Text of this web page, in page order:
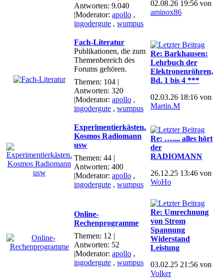
Antworten: 9.040
|Moderator: apollo ,
ingodergute , wumpus
02.08.26 19:56 von
aminox86
Fach-Literatur
Publikationen, die zum
Themenbereich des
Forums gehören.
Themen: 104 |
Antworten: 320
|Moderator: apollo ,
ingodergute , wumpus
Re: Barkhausen:
Lehrbuch der
Elektronenröhren,
Bd. 1 bis 4 ***
02.03.26 18:16 von
Martin.M
Experimentierkästen.
Kosmos Radiomann
usw
Themen: 44 |
Antworten: 400
|Moderator: apollo ,
ingodergute , wumpus
Re: ….... alles hört
der
RADIOMANN
26.12.25 13:46 von
WoHo
Online-
Rechenprogramme
Themen: 12 |
Antworten: 52
|Moderator: apollo ,
ingodergute , wumpus
Re: Umrechnung
von Strom
Spannung
Widerstand
Leistung
03.02.25 21:56 von
Volker